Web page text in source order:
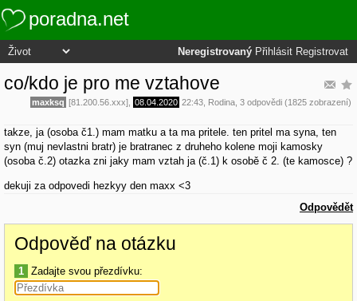
poradna.net
Neregistrovaný Přihlásit Registrovat
co/kdo je pro me vztahove
maxksq [81.200.56.xxx], 08.04.2020 22:43 Rodina , 3 odpovědi (1825 zobrazení)
takze, ja (osoba č1.) mam matku a ta ma pritele. ten pritel ma syna, ten
syn (muj nevlastni bratr) je bratranec z druheho kolene moji kamosky
(osoba č.2) otazka zni jaky mam vztah ja (č.1) k osobě č 2. (te kamosce) ?
dekuji za odpovedi hezkyy den maxx <3
Odpovědět
Odpověď na otázku
1 Zadajte svou přezdívku: